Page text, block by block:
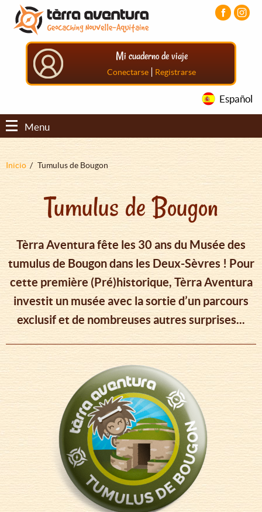
Pasar
contenido
principal
Pasar
menú
principal
Pasar
principal
Mi cuaderno de viaje
Conectarse | Registrarse
Español
Menu
Sobrescribir
ayuda
la
navegación
Inicio Tumulus de Bougon
Tumulus de Bougon
Tèrra Aventura fête les 30 ans du Musée des
tumulus de Bougon dans les Deux-Sèvres ! Pour
cette première (Pré)historique, Tèrra Aventura
investit un musée avec la sortie d’un parcours
exclusif et de nombreuses autres surprises...